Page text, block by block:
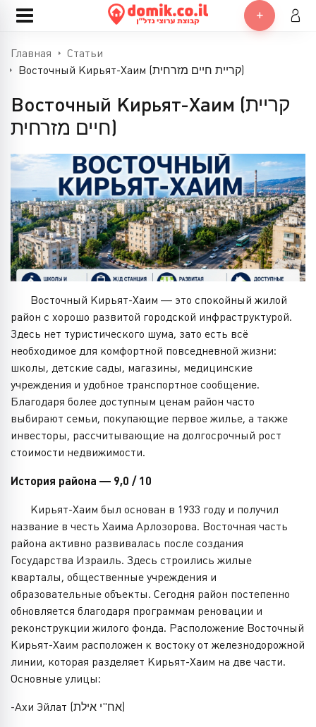
Главная
Статьи
Восточный Кирьят-Хаим (קריית חיים מזרחית)
Восточный Кирьят-Хаим (קריית
חיים מזרחית)
Восточный Кирьят-Хаим — это спокойный жилой
район с хорошо развитой городской инфраструктурой.
Здесь нет туристического шума, зато есть всё
необходимое для комфортной повседневной жизни:
школы, детские сады, магазины, медицинские
учреждения и удобное транспортное сообщение.
Благодаря более доступным ценам район часто
выбирают семьи, покупающие первое жилье, а также
инвесторы, рассчитывающие на долгосрочный рост
стоимости недвижимости.
История района — 9,0 / 10
Кирьят-Хаим был основан в 1933 году и получил
название в честь Хаима Арлозорова. Восточная часть
района активно развивалась после создания
Государства Израиль. Здесь строились жилые
кварталы, общественные учреждения и
образовательные объекты. Сегодня район постепенно
обновляется благодаря программам реновации и
реконструкции жилого фонда. Расположение Восточный
Кирьят-Хаим расположен к востоку от железнодорожной
линии, которая разделяет Кирьят-Хаим на две части.
Основные улицы:
-Ахи Эйлат (אח"י אילת)